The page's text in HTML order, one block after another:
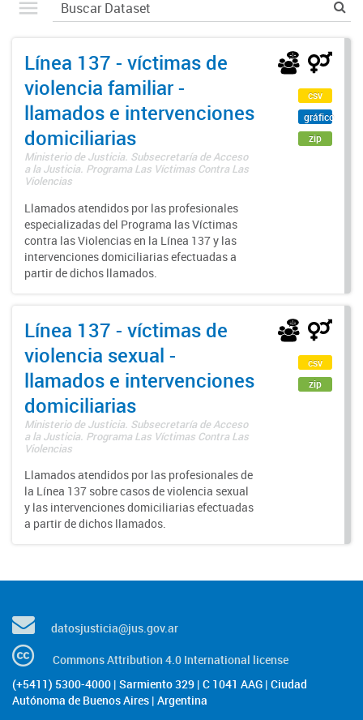
Línea 137 - víctimas de
violencia familiar -
llamados e intervenciones
domiciliarias
Ministerio de Justicia. Subsecretaría de Acceso
a la Justicia. Programa Las Víctimas Contra Las
Violencias
Llamados atendidos por las profesionales
especializadas del Programa las Víctimas
contra las Violencias en la Línea 137 y las
intervenciones domiciliarias efectuadas a
partir de dichos llamados.
csv
gráfico
zip
Línea 137 - víctimas de
violencia sexual -
llamados e intervenciones
domiciliarias
Ministerio de Justicia. Subsecretaría de Acceso
a la Justicia. Programa Las Víctimas Contra Las
Violencias
Llamados atendidos por las profesionales de
la Línea 137 sobre casos de violencia sexual
y las intervenciones domiciliarias efectuadas
a partir de dichos llamados.
csv
zip
datosjusticia@jus.gov.ar
Commons Attribution 4.0 International license
(+5411) 5300-4000 | Sarmiento 329 | C 1041 AAG | Ciudad
Autónoma de Buenos Aires | Argentina